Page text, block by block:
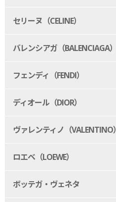
セリーヌ（CELINE）
バレンシアガ（BALENCIAGA）
フェンディ（FENDI）
ディオール（DIOR）
ヴァレンティノ（VALENTINO）
ロエベ（LOEWE）
ボッテガ・ヴェネタ